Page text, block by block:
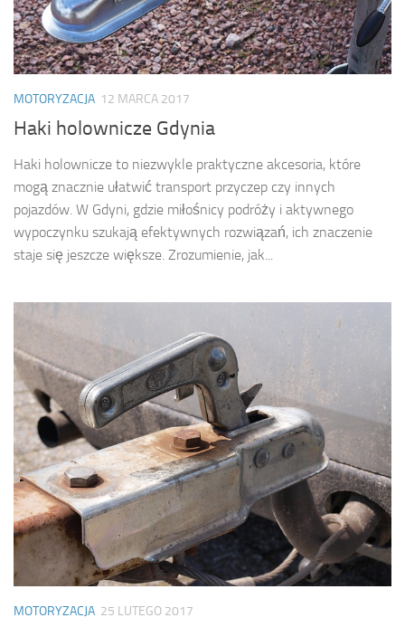
MOTORYZACJA 12 MARCA 2017
Haki holownicze Gdynia
Haki holownicze to niezwykle praktyczne akcesoria, które
mogą znacznie ułatwić transport przyczep czy innych
pojazdów. W Gdyni, gdzie miłośnicy podróży i aktywnego
wypoczynku szukają efektywnych rozwiązań, ich znaczenie
staje się jeszcze większe. Zrozumienie, jak...
MOTORYZACJA 25 LUTEGO 2017